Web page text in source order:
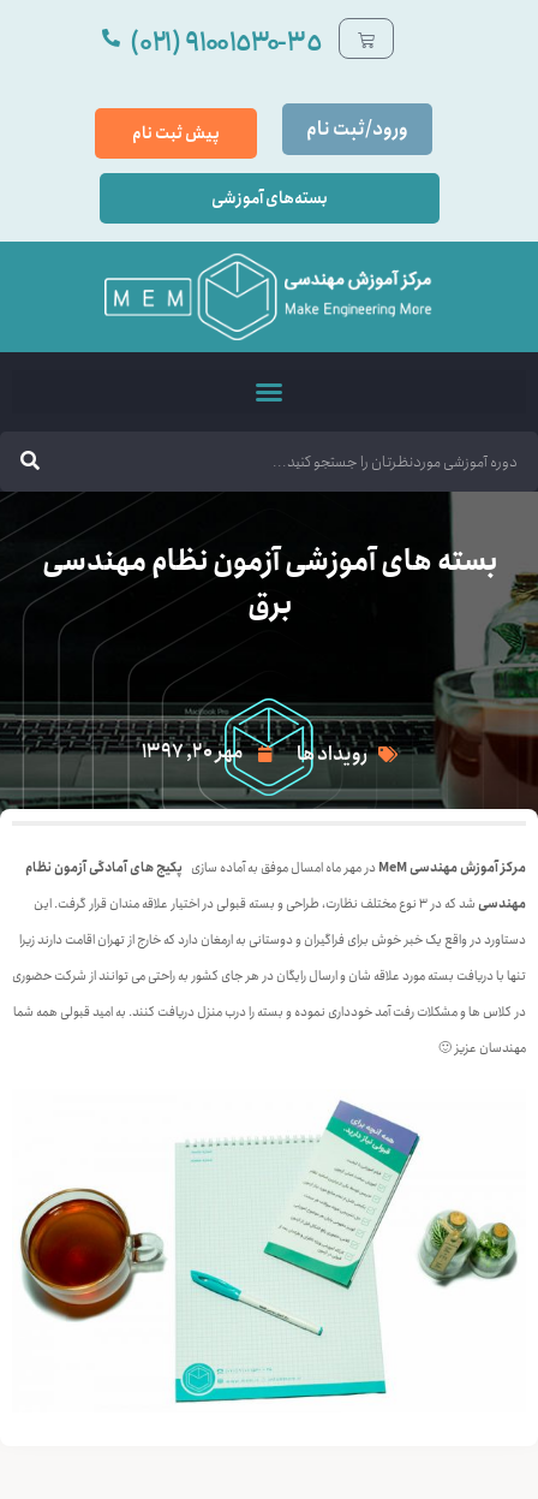
٩۱۰۰۱٥۳۰-۳٥ (۰۲۱)
ورود/ثبت نام پیش ثبت نام
بسته‌های آموزشی
بسته های آموزشی آزمون نظام مهندسی
برق
رویداد ها مهر 20, 1397
مرکز آموزش مهندسی MeM در مهر ماه امسال موفق به آماده سازیپکیج های آمادگی آزمون نظام
مهندسی
شد که در 3 نوع مختلف نظارت، طراحی و بسته قبولی در اختیار علاقه مندان قرار گرفت. این
دستاورد در واقع یک خبر خوش برای فراگیران و دوستانی به ارمغان دارد که خارج از تهران اقامت دارند زیرا
تنها با دریافت بسته مورد علاقه شان و ارسال رایگان در هر جای کشور به راحتی می توانند از شرکت حضوری
در کلاس ها و مشکلات رفت آمد خودداری نموده و بسته را درب منزل دریافت کنند. به امید قبولی همه شما
مهندسان عزیز 🙂